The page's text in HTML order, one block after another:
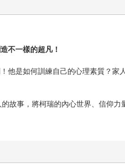
不一樣的超凡！
他是如何訓練自己的心理素質？
故事，將柯瑞的內心世界、信仰